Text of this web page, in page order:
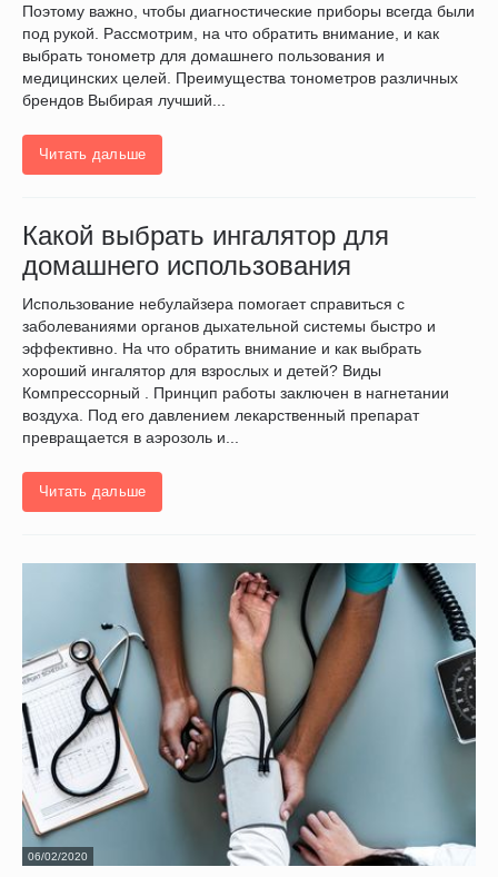
Поэтому важно, чтобы диагностические приборы всегда были
под рукой. Рассмотрим, на что обратить внимание, и как
выбрать тонометр для домашнего пользования и
медицинских целей. Преимущества тонометров различных
брендов Выбирая лучший...
Читать дальше
Какой выбрать ингалятор для
домашнего использования
Использование небулайзера помогает справиться с
заболеваниями органов дыхательной системы быстро и
эффективно. На что обратить внимание и как выбрать
хороший ингалятор для взрослых и детей? Виды
Компрессорный . Принцип работы заключен в нагнетании
воздуха. Под его давлением лекарственный препарат
превращается в аэрозоль и...
Читать дальше
06/02/2020